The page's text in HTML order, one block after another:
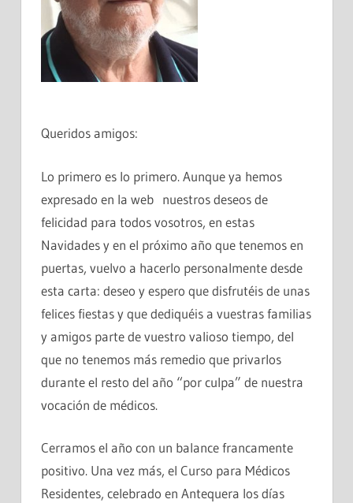
Queridos amigos:
Lo primero es lo primero. Aunque ya hemos
expresado en la web nuestros deseos de
felicidad para todos vosotros, en estas
Navidades y en el próximo año que tenemos en
puertas, vuelvo a hacerlo personalmente desde
esta carta: deseo y espero que disfrutéis de unas
felices fiestas y que dediquéis a vuestras familias
y amigos parte de vuestro valioso tiempo, del
que no tenemos más remedio que privarlos
durante el resto del año “por culpa” de nuestra
vocación de médicos.
Cerramos el año con un balance francamente
positivo. Una vez más, el Curso para Médicos
Residentes, celebrado en Antequera los días